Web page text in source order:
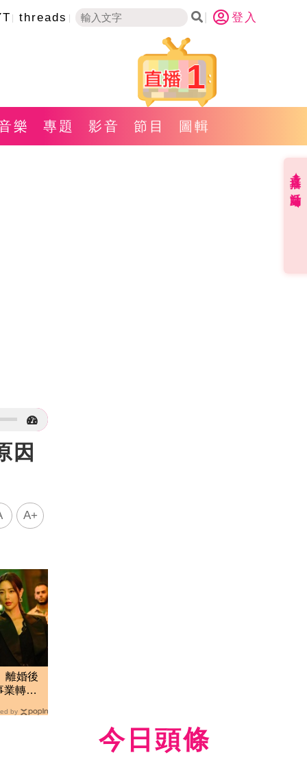
threads 登入
1
樂 專題 影音 節目 圖輯
因
A+
離婚後
業轉戰
by
今日頭條
直播✦活動